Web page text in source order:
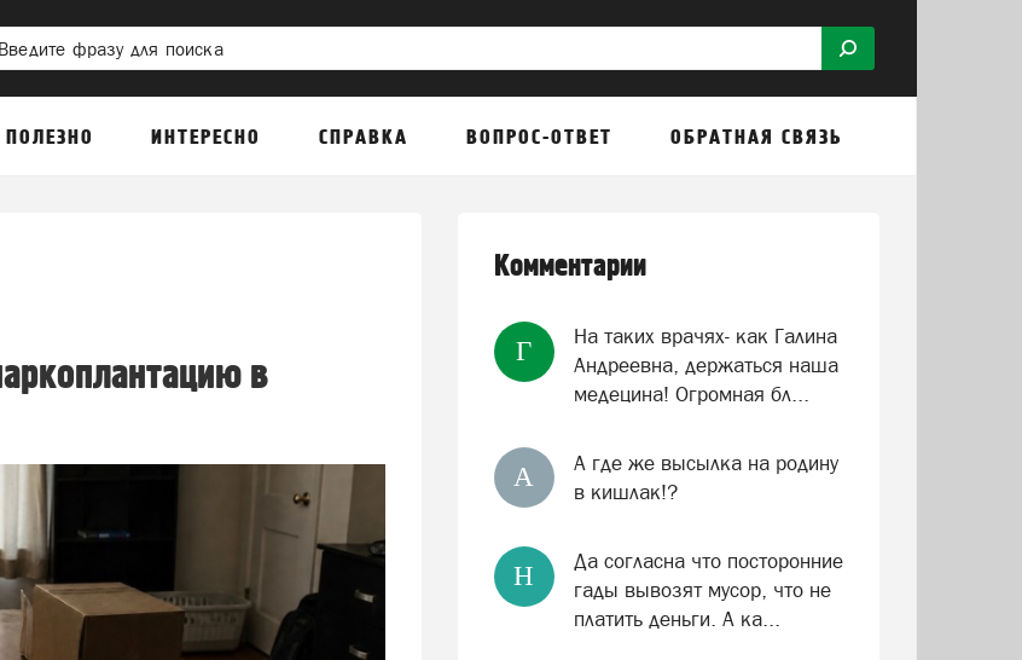
ПОЛЕЗНО ИНТЕРЕСНО СПРАВКА ВОПРОС-ОТВЕТ ОБРАТНАЯ СВЯЗЬ
в
Комментарии
Г
На таких врачях- как Галина
Андреевна, держаться наша
медецина! Огромная бл...
А
А где же высылка на родину
в кишлак!?
Н
Да согласна что посторонние
гады вывозят мусор, что не
платить деньги. А ка...